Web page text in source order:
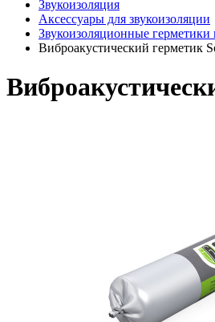
Звукоизоляция
Аксессуары для звукоизоляции
Звукоизоляционные
Виброакустический герметик